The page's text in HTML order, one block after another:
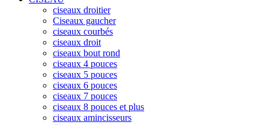
ciseaux droitier
Ciseaux gaucher
ciseaux courbés
ciseaux droit
ciseaux bout rond
ciseaux 4 pouces
ciseaux 5 pouces
ciseaux 6 pouces
ciseaux 7 pouces
ciseaux 8 pouces et plus
ciseaux amincisseurs